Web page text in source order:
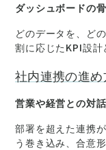
ダッシュボードの
どのデータを、ど
割に応じたKPI設計
社内連携の進
営業や経営との対
部署を超えた連携
う巻き込み、合意